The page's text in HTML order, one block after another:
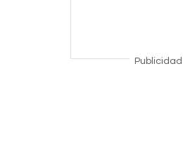
Publicidad